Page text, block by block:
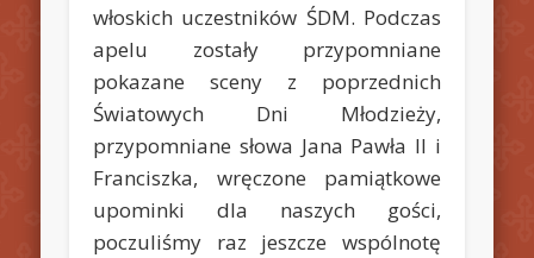
włoskich uczestników ŚDM. Podczas
apelu zostały przypomniane
pokazane sceny z poprzednich
Światowych Dni Młodzieży,
przypomniane słowa Jana Pawła II i
Franciszka, wręczone pamiątkowe
upominki dla naszych gości,
poczuliśmy raz jeszcze wspólnotę